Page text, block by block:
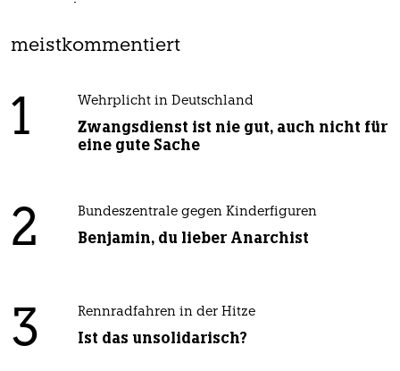
meistkommentiert
1 Wehrplicht in Deutschland
Zwangsdienst ist nie gut, auch nicht für
eine gute Sache
2 Bundeszentrale gegen Kinderfiguren
Benjamin, du lieber Anarchist
3 Rennradfahren in der Hitze
Ist das unsolidarisch?